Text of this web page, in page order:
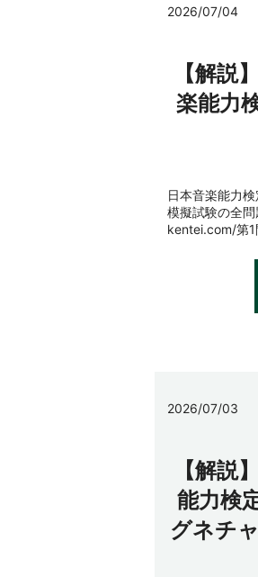
2026/07/04
【解説
楽能力
日本音楽能力
模擬試験の全
kentei.com/第
2026/07/03
【解説
能力検
グネチ